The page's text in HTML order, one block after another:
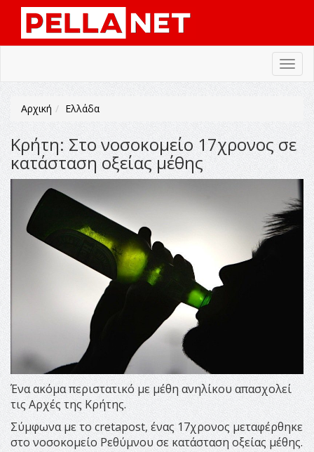
Αρχική Ελλάδα
Κρήτη: Στο νοσοκομείο 17χρονος σε
κατάσταση οξείας μέθης
Ένα ακόμα περιστατικό με μέθη ανηλίκου απασχολεί
τις Αρχές της Κρήτης.
Σύμφωνα με το cretapost, ένας 17χρονος μεταφέρθηκε
στο νοσοκομείο Ρεθύμνου σε κατάσταση οξείας μέθης.